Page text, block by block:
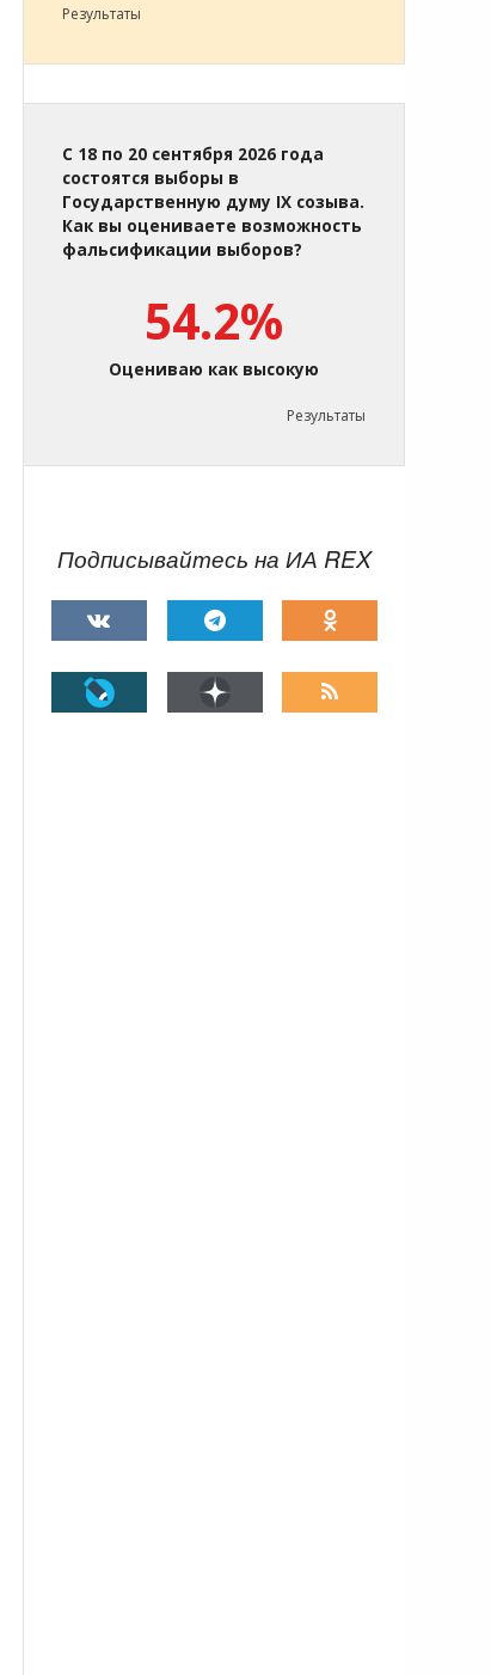
Результаты
С 18 по 20 сентября 2026 года
состоятся выборы в
Государственную думу IX созыва.
Как вы оцениваете возможность
фальсификации выборов?
54.2%
Оцениваю как высокую
Результаты
Подписывайтесь на ИА REX